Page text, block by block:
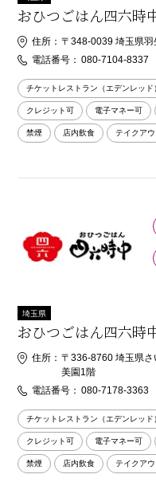
おひつごはん四六時
住所： 〒348-0039 埼玉県
電話番号： 080-7104-8337
チケットレストラン（エデンレッド
クレジット可 電子マネー可
禁煙 店内飲食 テイクアウ
埼玉県
おひつごはん四六時
住所： 〒336-8760 埼玉県
美園1階
電話番号： 080-7178-3363
チケットレストラン（エデンレッド
クレジット可 電子マネー可
禁煙 店内飲食 テイクアウ